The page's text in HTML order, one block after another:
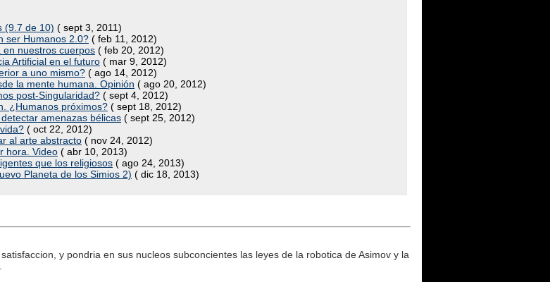
(9.7 de 10) ( sept 3, 2011)
ser Humanos 2.0? ( feb 11, 2012)
en nuestros cuerpos ( feb 20, 2012)
Artificial en el futuro ( mar 9, 2012)
a uno mismo? ( ago 14, 2012)
la mente humana. Opinión ( ago 20, 2012)
post-Singularidad? ( sept 4, 2012)
¿Humanos próximos? ( sept 18, 2012)
amenazas bélicas ( sept 25, 2012)
( oct 22, 2012)
al arte abstracto ( nov 24, 2012)
hora. Video ( abr 10, 2013)
que los religiosos ( ago 24, 2013)
Planeta de los Simios 2) ( dic 18, 2013)
y pondria en sus nucleos subconcientes las leyes de la robotica de Asimov y la